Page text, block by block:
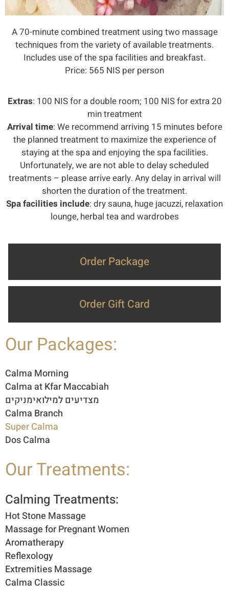
Our Packages:
Calma Morning
Calma at Kfar Maccabiah
מצדיעים למילואימניקים
Calma Branch
Super Calma
Dos Calma
Our Treatments:
Calming Treatments:
Hot Stone Massage
Massage for Pregnant Women
Aromatherapy
Reflexology
Extremities Massage
Calma Classic
A 70-minute combined treatment using two massage
techniques from the variety of available treatments.
Includes use of the spa facilities and breakfast.
Price: 565 NIS per person
Extras: 100 NIS for a double room; 100 NIS for extra 20
min treatment
Arrival time: We recommend arriving 15 minutes before
the planned treatment to maximize the experience of
staying at the spa and enjoying the spa facilities.
Unfortunately, we are not able to delay scheduled
treatments – please arrive early. Any delay in arrival will
shorten the duration of the treatment.
Spa facilities include: dry sauna, huge jacuzzi, relaxation
lounge, herbal tea and wardrobes
Order Package
Order Gift Card